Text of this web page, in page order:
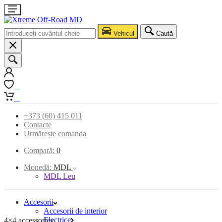
Vehicul Caută
+373 (60) 415 011
Contacte
Urmărește comanda
Compară: 0
Monedă: MDL
MDL Leu
Accesorii
Accesorii de interior
Electrice
4×4 accessories